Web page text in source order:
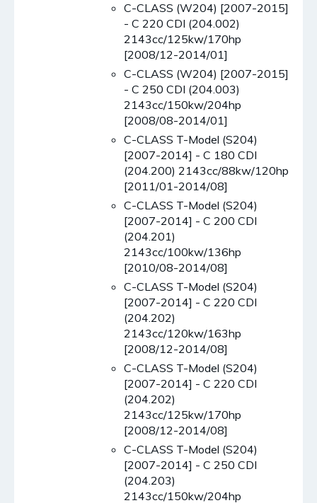
C-CLASS (W204) [2007-2015]
- C 220 CDI (204.002)
2143cc/125kw/170hp
[2008/12-2014/01]
C-CLASS (W204) [2007-2015]
- C 250 CDI (204.003)
2143cc/150kw/204hp
[2008/08-2014/01]
C-CLASS T-Model (S204)
[2007-2014] - C 180 CDI
(204.200) 2143cc/88kw/120hp
[2011/01-2014/08]
C-CLASS T-Model (S204)
[2007-2014] - C 200 CDI
(204.201)
2143cc/100kw/136hp
[2010/08-2014/08]
C-CLASS T-Model (S204)
[2007-2014] - C 220 CDI
(204.202)
2143cc/120kw/163hp
[2008/12-2014/08]
C-CLASS T-Model (S204)
[2007-2014] - C 220 CDI
(204.202)
2143cc/125kw/170hp
[2008/12-2014/08]
C-CLASS T-Model (S204)
[2007-2014] - C 250 CDI
(204.203)
2143cc/150kw/204hp